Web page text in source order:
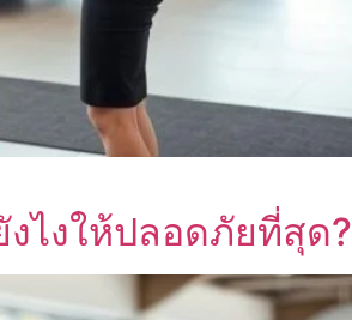
ไงให้ปลอดภัยที่สุด?